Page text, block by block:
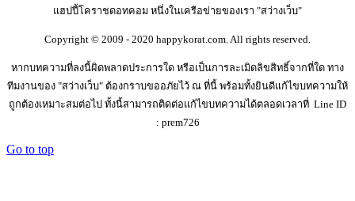
แฮปปี้โคราชดอทคอม หนึ่งในเครือข่ายของเรา "สว่างเว็บ"
Copyright © 2009 - 2020 happykorat.com. All rights reserved.
หากบทความที่ลงนี้ผิดพลาดประการใด หรือเป็นการละเมิดลิขสิทธิ์จากที่ใด ทาง
ทีมงานของ "สว่างเว็บ" ต้องกราบขออภัยไว้ ณ ที่นี้ พร้อมทั้งยินดีแก้ไขบทความให้
ถูกต้องเหมาะสมต่อไป ทั้งนี้สามารถติดต่อแก้ไขบทความได้ตลอดเวลาที่ Line ID
: prem726
Go to top